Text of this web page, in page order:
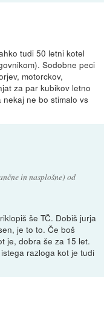
tudi 50 letni kotel
Sodobne peci
motorckov,
za par kubikov letno
ne bo stimalo vs
in nasplošne) od
še TČ. Dobiš jurja
je to to. Če boš
je, dobra še za 15 let.
razloga kot je tudi